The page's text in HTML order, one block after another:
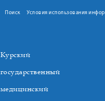
Поиск Условия использования
Курский
государственный
медицинский